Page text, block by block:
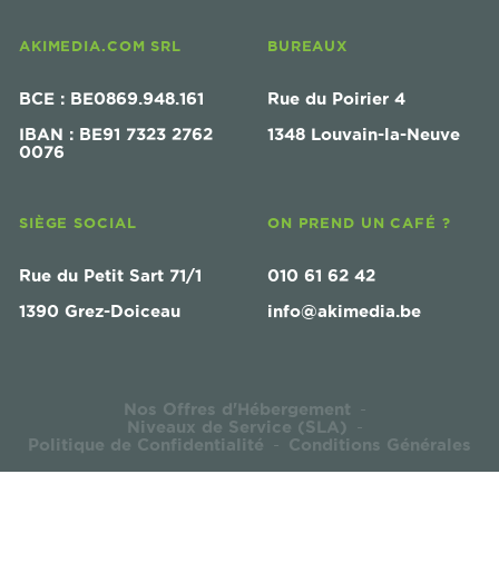
AKIMEDIA.COM SRL
BCE : BE0869.948.161
IBAN : BE91 7323 2762
0076
BUREAUX
Rue du Poirier 4
1348 Louvain-la-Neuve
SIÈGE SOCIAL
Rue du Petit Sart 71/1
1390 Grez-Doiceau
ON PREND UN CAFÉ ?
010 61 62 42
info@akimedia.be
Nos Offres d'Hébergement -
Niveaux de Service (SLA) -
Politique de Confidentialité - Conditions Générales